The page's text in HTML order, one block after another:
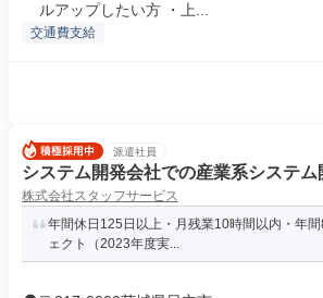
ルアップしたい方 ・上...
交通費支給
派遣社員
システム開発会社での産業系システム
株式会社スタッフサービス
年間休日125日以上・月残業10時間以内・年
ェクト（2023年度実...